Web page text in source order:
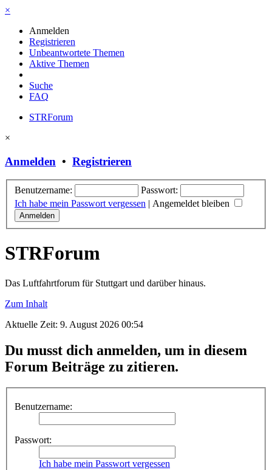
×
Anmelden
Registrieren
Unbeantwortete Themen
Aktive Themen
Suche
FAQ
STRForum
×
Anmelden • Registrieren
Benutzername:
Passwort:
Ich habe mein Passwort vergessen | Angemeldet bleiben
STRForum
Das Luftfahrtforum für Stuttgart und darüber hinaus.
Zum Inhalt
Aktuelle Zeit: 9. August 2026 00:54
Du musst dich anmelden, um in diesem
Forum Beiträge zu zitieren.
Benutzername:
Passwort:
Ich habe mein Passwort vergessen